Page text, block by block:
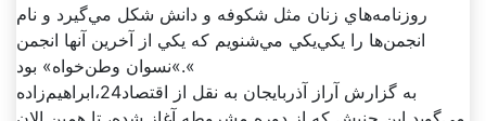
روزنامه‌هاي زنان مثل شکوفه و دانش شکل مي‌گيرد و نام
انجمن‌ها را يکي‌يکي مي‌شنويم که يکي از آخرين آنها انجمن
»نسوان وطن‌خواه» بود.«
به گزارش آراز آذربايجان به نقل از اقتصاد24،ابراهيم‌زاده